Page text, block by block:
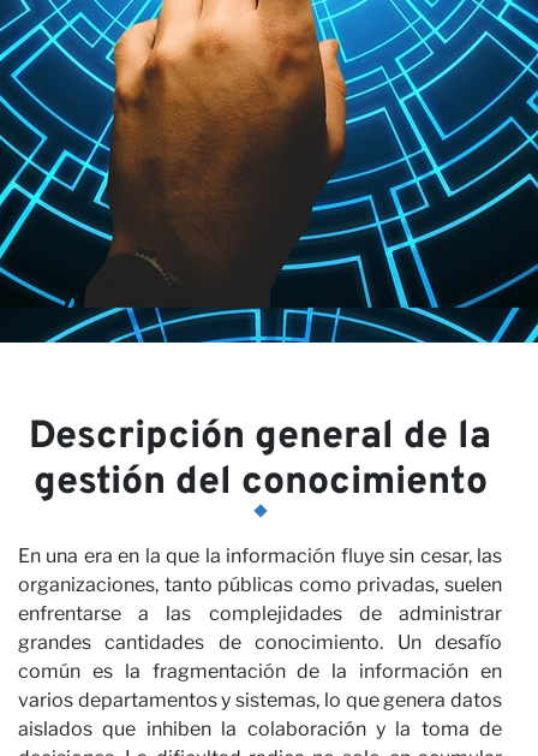
Descripción general de la
gestión del conocimiento
En una era en la que la información fluye sin cesar, las
organizaciones, tanto públicas como privadas, suelen
enfrentarse a las complejidades de administrar
grandes cantidades de conocimiento. Un desafío
común es la fragmentación de la información en
varios departamentos y sistemas, lo que genera datos
aislados que inhiben la colaboración y la toma de